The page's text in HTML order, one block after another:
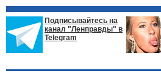
Подписывайтесь на
канал "Ленправды" в
Telegram